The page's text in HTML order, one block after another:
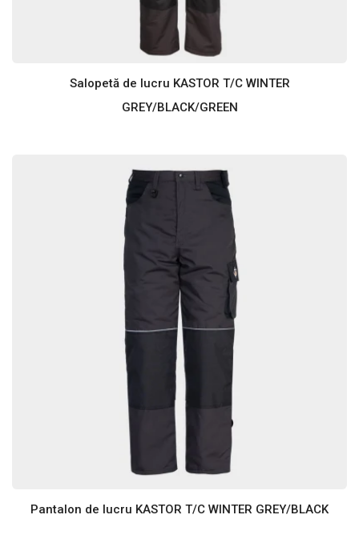
Salopetă de lucru KASTOR T/C WINTER
GREY/BLACK/GREEN
Pantalon de lucru KASTOR T/C WINTER GREY/BLACK